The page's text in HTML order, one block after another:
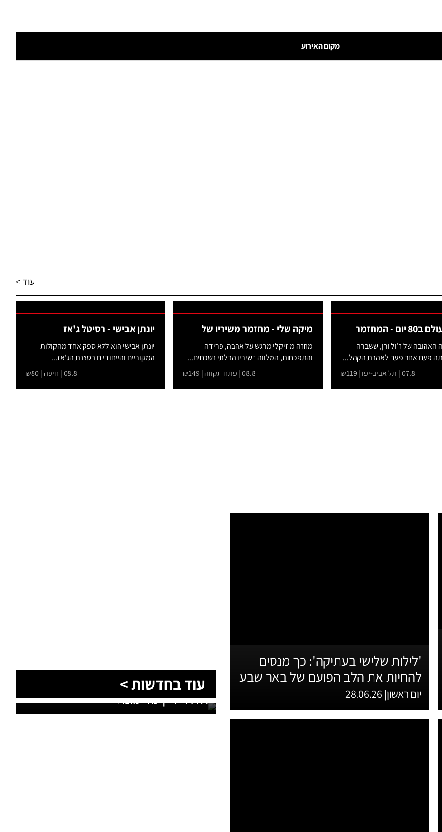
מקום האירוע
עוד >
- המחזמר
האהובה של ז'ול ורן, ששברה
פעם אחר פעם לאהבת הקהל...
07.8 | תל אביב-יפו | ₪119
מיקה שלי - מחזמר משיריו של
מחזה מוזיקלי מרגש על אהבה, פרידה
והתפכחות, המלווה בשיריו הבלתי נשכחים...
08.8 | פתח תקווה | ₪149
יונתן אבישי - רסיטל ג'אז
יונתן אבישי הוא ללא ספק אחד מהקולות
המקוריים והייחודיים בסצנת הג'אז...
08.8 | חיפה | ₪80
'לילות שלישי בעתיקה': כך מנסים
להחיות את הלב הפועם של באר שבע
יום ראשון| 28.06.26 עוד בחדשות >
סוף טרגי לחיפושים: זוהתה גופתו של
אלדר דיין מדימונה